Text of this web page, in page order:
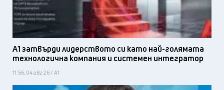
А1 затвърди лидерството си като най-голямата
технологична компания и системен интегратор
11:56, 04 авг 26 / А1